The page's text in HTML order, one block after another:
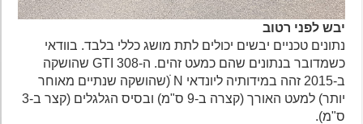
יבש לפני רטוב
נתונים טכניים יבשים יכולים לתת מושג כללי בלבד. בוודאי
כשמדובר בנתונים שהם כמעט זהים. ה-308 GTI שהושקה
ב-2015 זהה במידותיה ליונדאי N ׁׁ(שהושקה שנתיים מאוחר
יותר) למעט האורך (קצרה ב-9 ס"מ) ובסיס הגלגלים (קצר ב-3
ס"מ).